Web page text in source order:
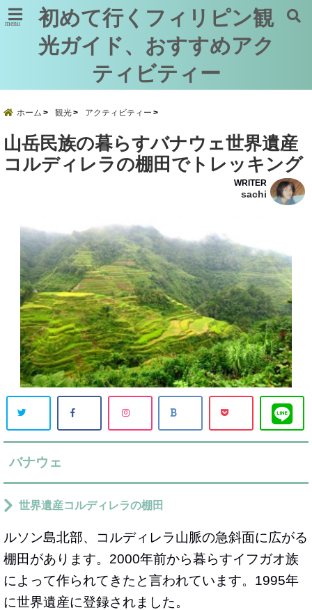
menu
初めて行くフィリピン観
光ガイド、おすすめアク
ティビティー
ホーム 観光 アクティビティー
山岳民族の暮らすバナウェ世界遺産
コルディレラの棚田でトレッキング
WRITER
sachi
バナウェ
世界遺産コルディレラの棚田
ルソン島北部、コルディレラ山脈の急斜面に広がる
棚田があります。2000年前から暮らすイフガオ族
によって作られてきたと言われています。1995年
に世界遺産に登録されました。